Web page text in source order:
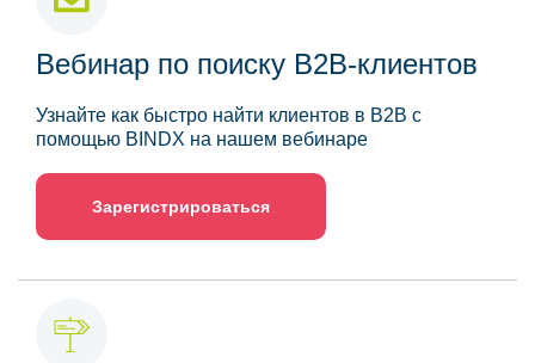
Вебинар по поиску B2B-клиентов
Узнайте как быстро найти клиентов в B2B с
помощью BINDX на нашем вебинаре
Зарегистрироваться